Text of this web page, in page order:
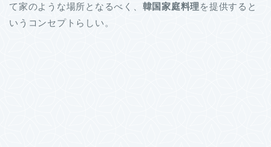
て家のような場所となるべく、 韓国家庭料理 を提供すると
いうコンセプトらしい。